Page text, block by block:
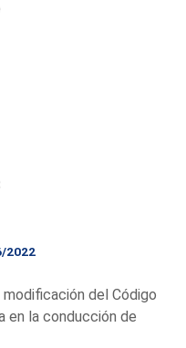
2022
del Código
en la conducción de